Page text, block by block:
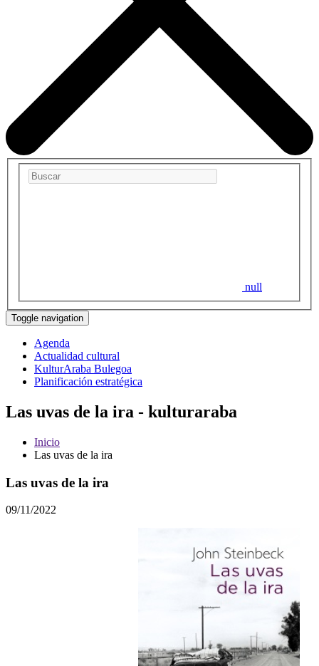
null
Toggle navigation
Agenda
Actualidad cultural
KulturAraba Bulegoa
Planificación estratégica
Las uvas de la ira - kulturaraba
Inicio
Las uvas de la ira
Las uvas de la ira
09/11/2022